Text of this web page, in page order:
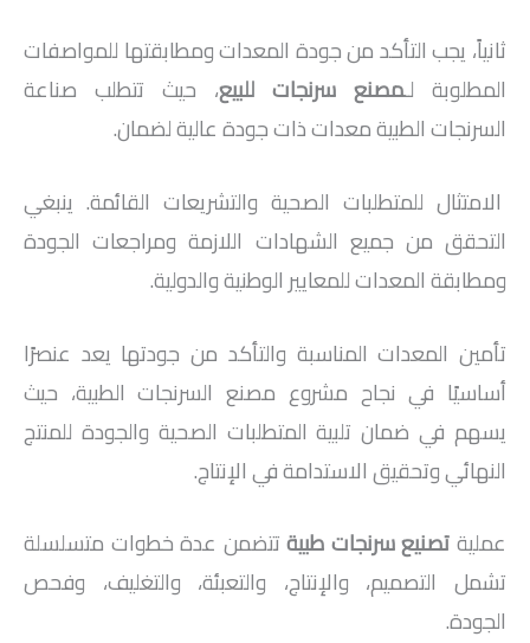
ثانياً، يجب التأكد من جودة المعدات ومطابقتها للمواصفات
المطلوبة لـمصنع سرنجات للبيع، حيث تتطلب صناعة
السرنجات الطبية معدات ذات جودة عالية لضمان.
الامتثال للمتطلبات الصحية والتشريعات القائمة. ينبغي
التحقق من جميع الشهادات اللازمة ومراجعات الجودة
ومطابقة المعدات للمعايير الوطنية والدولية.
تأمين المعدات المناسبة والتأكد من جودتها يعد عنصرًا
أساسيًا في نجاح مشروع مصنع السرنجات الطبية، حيث
يسهم في ضمان تلبية المتطلبات الصحية والجودة للمنتج
النهائي وتحقيق الاستدامة في الإنتاج.
عمليةتصنيع سرنجات طبيةتتضمن عدة خطوات متسلسلة
تشمل التصميم، والإنتاج، والتعبئة، والتغليف، وفحص
الجودة.